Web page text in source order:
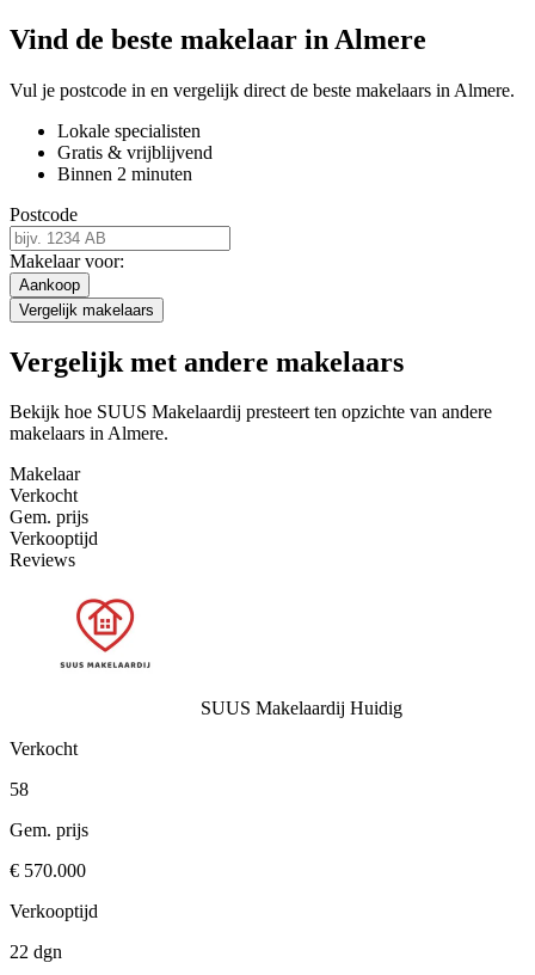
Vind de beste makelaar in Almere
Vul je postcode in en vergelijk direct de beste makelaars in Almere.
Lokale specialisten
Gratis & vrijblijvend
Binnen 2 minuten
Postcode
Makelaar voor:
Aankoop
Vergelijk makelaars
Vergelijk met andere makelaars
Bekijk hoe SUUS Makelaardij presteert ten opzichte van andere
makelaars in Almere.
Makelaar
Verkocht
Gem. prijs
Verkooptijd
Reviews
SUUS Makelaardij Huidig
Verkocht
58
Gem. prijs
€ 570.000
Verkooptijd
22 dgn